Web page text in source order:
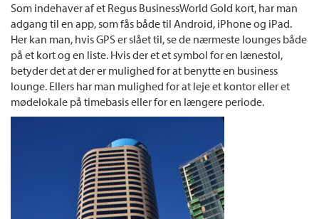
Som indehaver af et Regus BusinessWorld Gold kort, har man
adgang til en app, som fås både til Android, iPhone og iPad.
Her kan man, hvis GPS er slået til, se de nærmeste lounges både
på et kort og en liste. Hvis der et et symbol for en lænestol,
betyder det at der er mulighed for at benytte en business
lounge. Ellers har man mulighed for at leje et kontor eller et
mødelokale på timebasis eller for en længere periode.